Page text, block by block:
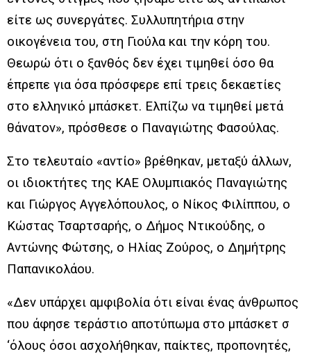
είτε ως συνεργάτες. Συλλυπητήρια στην
οικογένεια του, στη Γιούλα και την κόρη του.
Θεωρώ ότι ο ξανθός δεν έχει τιμηθεί όσο θα
έπρεπε για όσα πρόσφερε επί τρεις δεκαετίες
στο ελληνικό μπάσκετ. Ελπίζω να τιμηθεί μετά
θάνατον», πρόσθεσε ο Παναγιώτης Φασούλας.
Στο τελευταίο «αντίο» βρέθηκαν, μεταξύ άλλων,
οι ιδιοκτήτες της ΚΑΕ Ολυμπιακός Παναγιώτης
και Γιώργος Αγγελόπουλος, ο Νίκος Φιλίππου, ο
Κώστας Τσαρτσαρής, ο Δήμος Ντικούδης, ο
Αντώνης Φώτσης, ο Ηλίας Ζούρος, ο Δημήτρης
Παπανικολάου.
«Δεν υπάρχει αμφιβολία ότι είναι ένας άνθρωπος
που άφησε τεράστιο αποτύπωμα στο μπάσκετ σ
‘όλους όσοι ασχολήθηκαν, παίκτες, προπονητές,